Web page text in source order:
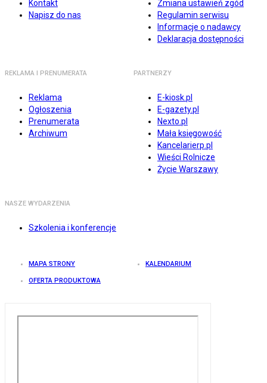
Kontakt
Napisz do nas
Zmiana ustawień zgód
Regulamin serwisu
Informacje o nadawcy
Deklaracja dostępności
REKLAMA I PRENUMERATA
Reklama
Ogłoszenia
Prenumerata
Archiwum
PARTNERZY
E-kiosk.pl
E-gazety.pl
Nexto.pl
Mała księgowość
Kancelarierp.pl
Wieści Rolnicze
Życie Warszawy
NASZE WYDARZENIA
Szkolenia i konferencje
MAPA STRONY KALENDARIUM
OFERTA PRODUKTOWA